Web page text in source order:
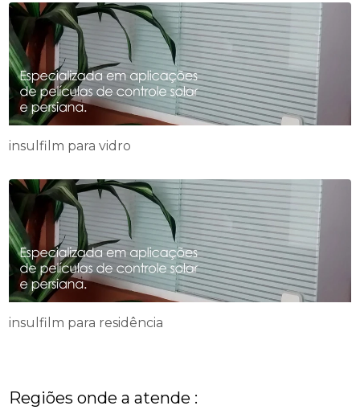
insulfilm para vidro
insulfilm para residência
Regiões onde a atende :